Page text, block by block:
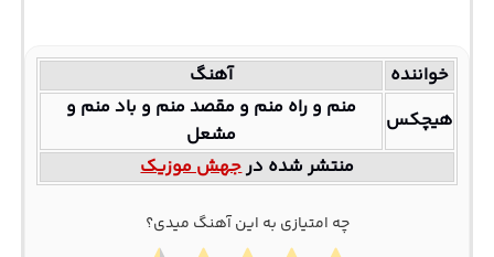
خواننده
آهنگ
هیچکس
منم و راه منم و مقصد منم و باد منم و
مشعل
منتشر شده درجهش موزیک
چه امتیازی به این آهنگ میدی؟